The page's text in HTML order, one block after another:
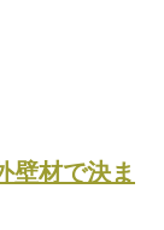
壁材で決ま